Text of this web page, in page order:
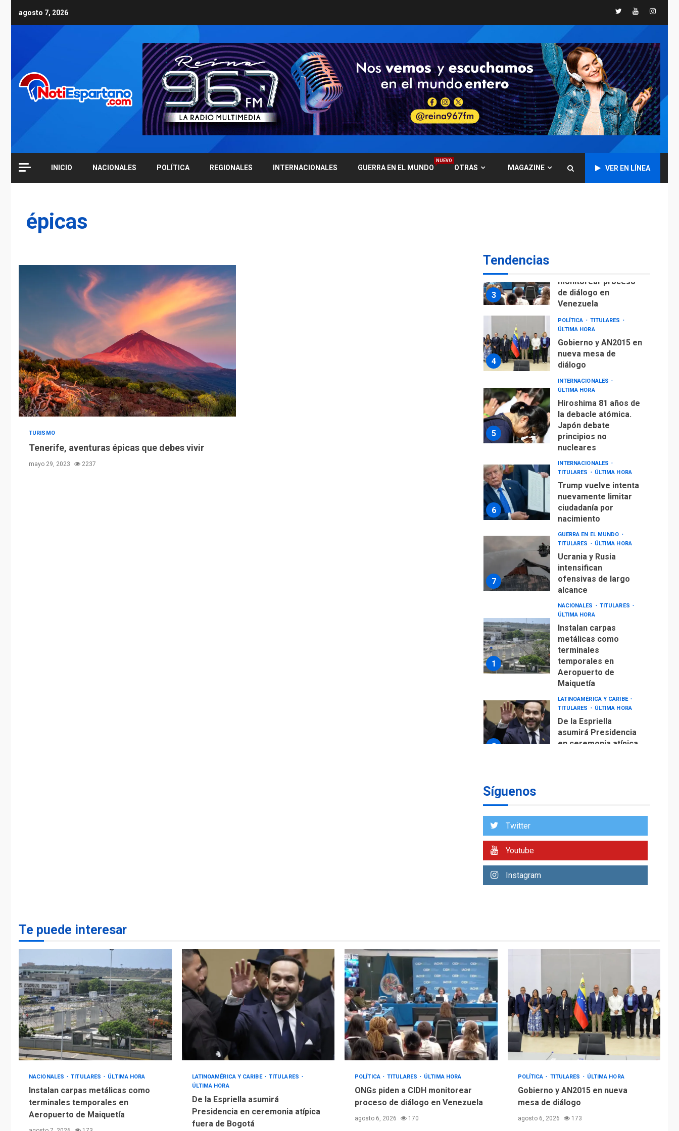
agosto 7, 2026 TwitterYoutube
INICIO NACIONALES POLÍTICA REGIONALES INTERNACIONALES GUERRA EN EL MUNDO
NUEVO
OTRAS MAGAZINE VER EN LÍNEA
épicas
TURISMO
Tenerife, aventuras épicas que debes vivir
mayo 29, 2023 2237
Tendencias
7
GUERRA EN EL MUNDO
Ucrania y Rusia
intensifican
ofensivas de largo
alcance
NACIONALES
TITULARES
ÚLTIMA HORA
Instalan carpas
metálicas como
terminales
Aeropuerto de
3
monitorear proceso
de diálogo en
Venezuela
4
POLÍTICA
TITULARES
ÚLTIMA HORA
Gobierno y AN2015 en
nueva mesa de
diálogo
5
INTERNACIONALES
ÚLTIMA HORA
Hiroshima 81 años de
la debacle atómica.
Japón debate
principios no
nucleares
6
INTERNACIONALES
TITULARES
ÚLTIMA HORA
Trump vuelve intenta
nuevamente limitar
ciudadanía por
nacimiento
7
GUERRA EN EL MUNDO
TITULARES
ÚLTIMA HORA
Ucrania y Rusia
intensifican
ofensivas de largo
alcance
1
NACIONALES
TITULARES
ÚLTIMA HORA
Instalan carpas
metálicas como
terminales
temporales en
Aeropuerto de
Maiquetía
2
LATINOAMÉRICA Y CARIBE
TITULARES
ÚLTIMA HORA
De la Espriella
asumirá Presidencia
en ceremonia atípica
3
de diálogo en
4
POLÍTICA
TITULARES
Gobierno y AN2015 en
diálogo
5
Japón debate
Síguenos
Twitter
Youtube
Instagram
Te puede interesar
NACIONALES TITULARES ÚLTIMA HORA
Instalan carpas metálicas como
terminales temporales en
Aeropuerto de Maiquetía
LATINOAMÉRICA Y CARIBE
TITULARES
ÚLTIMA HORA
De la Espriella asumirá
Presidencia en ceremonia atípica
fuera de Bogotá
POLÍTICA TITULARES ÚLTIMA HORA
ONGs piden a CIDH monitorear
proceso de diálogo en Venezuela
agosto 6, 2026 170
POLÍTICA TITULARES ÚLTIMA HORA
Gobierno y AN2015 en nueva
mesa de diálogo
agosto 6, 2026 173